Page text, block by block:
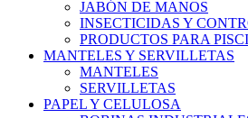
JABÓN DE MANOS
INSECTICIDAS Y
PRODUCTOS PARA
MANTELES Y SERVILLETAS
MANTELES
SERVILLETAS
PAPEL Y CELULOSA